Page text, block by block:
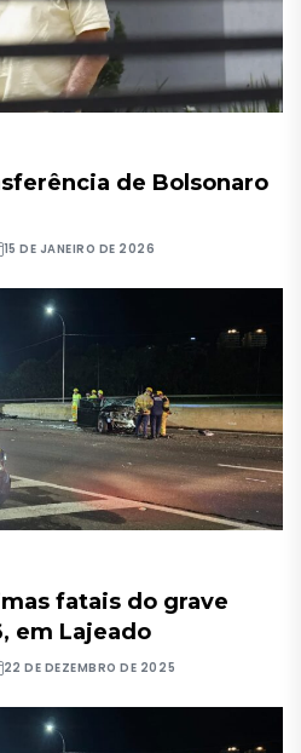
de Bolsonaro
15 DE JANEIRO DE 2026
fatais do grave
em Lajeado
22 DE DEZEMBRO DE 2025